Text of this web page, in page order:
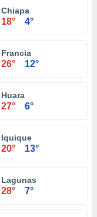
Chiapa
18° 4°
Francia
26° 12°
Huara
27° 6°
Iquique
20° 13°
Lagunas
28° 7°